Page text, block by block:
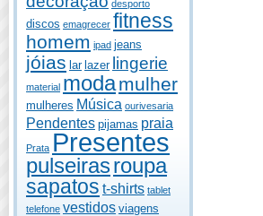
desporto
discos emagrecer fitness
homem ipad jeans
jóias lar lazer lingerie
material modamulher
mulheres Música ourivesaria
Pendentes pijamas praia
Prata Presentes
pulseirasroupa
sapatos t-shirts tablet
telefone vestidos viagens